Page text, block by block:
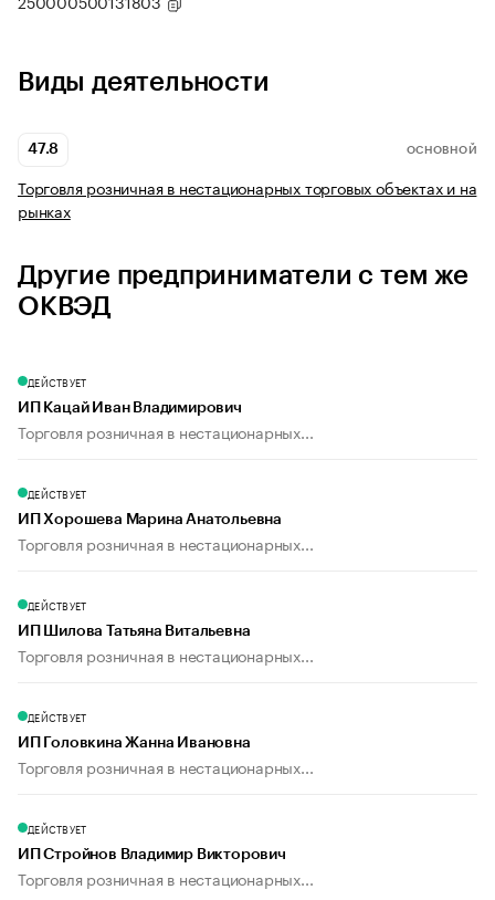
Виды деятельности
47.8 ОСНОВНОЙ
Торговля розничная в нестационарных торговых объектах и на
рынках
Другие предприниматели с тем же
ОКВЭД
ДЕЙСТВУЕТ
ИП Кацай Иван Владимирович
Торговля розничная в нестационарных...
ДЕЙСТВУЕТ
ИП Хорошева Марина Анатольевна
Торговля розничная в нестационарных...
ДЕЙСТВУЕТ
ИП Шилова Татьяна Витальевна
Торговля розничная в нестационарных...
ДЕЙСТВУЕТ
ИП Головкина Жанна Ивановна
Торговля розничная в нестационарных...
ДЕЙСТВУЕТ
ИП Стройнов Владимир Викторович
Торговля розничная в нестационарных...